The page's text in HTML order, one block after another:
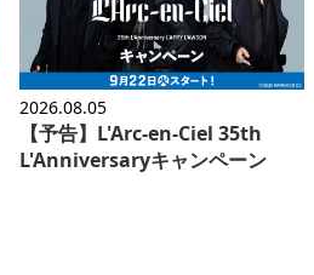
2026.08.05
【予告】L'Arc-en-Ciel 35th
L'Anniversaryキャンペーン